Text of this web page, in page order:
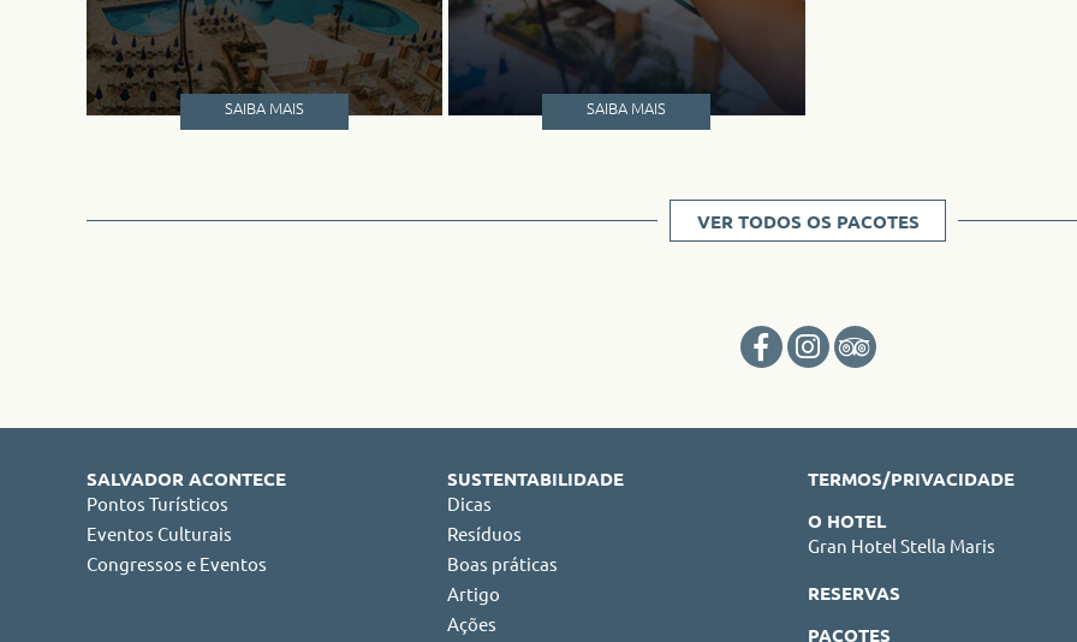
SAIBA MAIS SAIBA MAIS
VER TODOS OS PACOTES
SALVADOR ACONTECE
Pontos Turísticos
Eventos Culturais
Congressos e Eventos
SUSTENTABILIDADE
Dicas
Resíduos
Boas práticas
Artigo
Ações
TERMOS/PRIVACIDADE
O HOTEL
Gran Hotel Stella Maris
RESERVAS
PACOTES